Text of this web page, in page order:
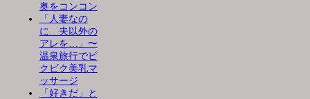
奥をコンコン
「人妻なの
に…夫以外の
アレを…」〜
温泉旅行でビ
クビク美乳マ
ッサージ
「好きだ」と